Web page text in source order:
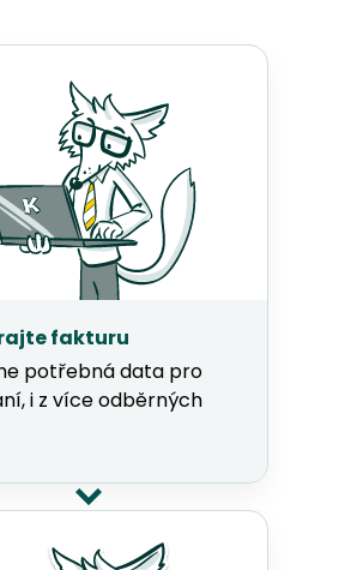
fakturu
potřebná data pro
i z více odběrných